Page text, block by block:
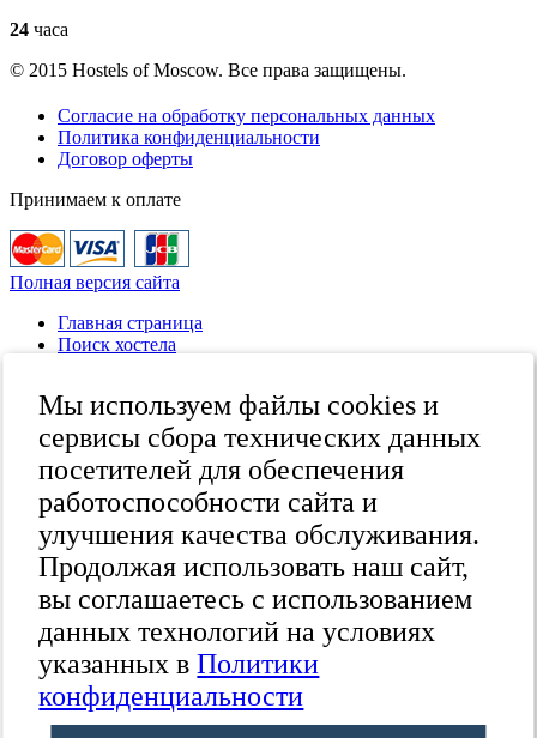
24 часа
© 2015 Hostels of Moscow. Все права защищены.
Согласие на обработку персональных данных
Политика конфиденциальности
Договор оферты
Принимаем к оплате
Мы используем файлы cookies и
сервисы сбора технических данных
посетителей для обеспечения
работоспособности сайта и
улучшения качества обслуживания.
Продолжая использовать наш сайт,
вы соглашаетесь с использованием
данных технологий на условиях
указанных вПолитики
конфиденциальности
Полная версия сайта
Главная страница
Поиск хостела
Каталог хостелов
Как оплатить
Контакты
Наши группы
в социальных сетях
Бесплатный по России
Москва
+7 (495) 646-74-40
Петербург
+7 (812) 418-22-18